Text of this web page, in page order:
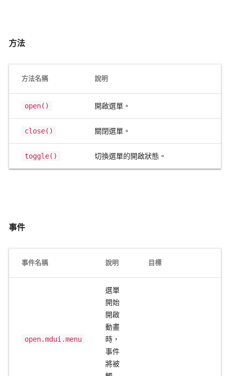
方法
方法名稱 說明
open() 開啟選單。
close() 關閉選單。
toggle() 切換選單的開啟狀態。
事件
事件名稱 說明 目標
open.mdui.menu
選單
開始
開啟
動畫
時，
事件
將被